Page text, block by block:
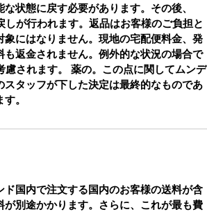
状態に戻す必要があります。その後、
が行われます。返品はお客様のご負担と
にはなりません。現地の宅配便料金、発
返金されません。例外的な状況の場合で
慮されます。 薬の。この点に関してムンデ
タッフが下した決定は最終的なものであ
。
ド国内で注文する国内のお客様の送料が含
別途かかります。さらに、これが最も費